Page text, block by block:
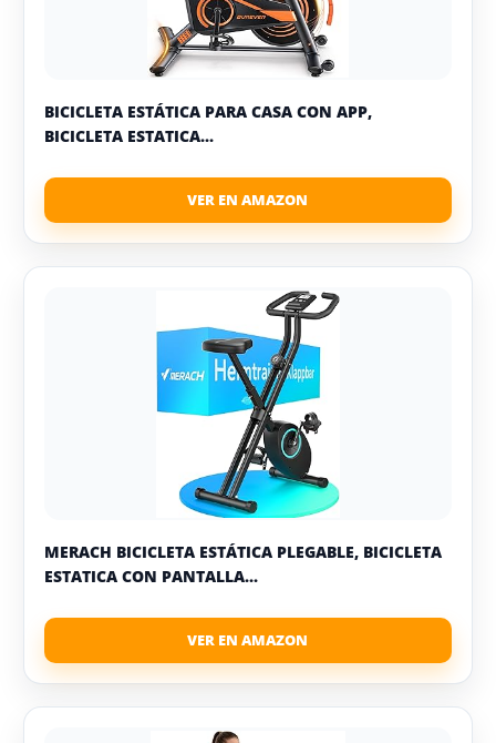
BICICLETA ESTÁTICA PARA CASA CON APP,
BICICLETA ESTATICA...
MERACH BICICLETA ESTÁTICA PLEGABLE, BICICLETA
ESTATICA CON PANTALLA...